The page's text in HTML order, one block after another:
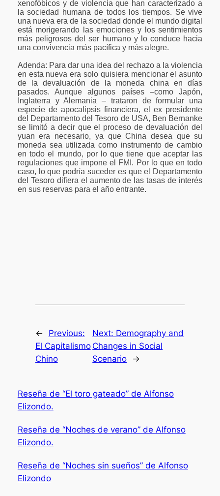
xenofóbicos y de violencia que han caracterizado a
la sociedad humana de todos los tiempos. Se vive
una nueva era de la sociedad donde el mundo digital
está morigerando las emociones y los sentimientos
más peligrosos del ser humano y lo conduce hacia
una convivencia más pacífica y más alegre.
Adenda: Para dar una idea del rechazo a la violencia
en esta nueva era solo quisiera mencionar el asunto
de la devaluación de la moneda china en días
pasados. Aunque algunos países –como Japón,
Inglaterra y Alemania – trataron de formular una
especie de apocalipsis financiera, el ex presidente
del Departamento del Tesoro de USA, Ben Bernanke
se limitó a decir que el proceso de devaluación del
yuan era necesario, ya que China desea que su
moneda sea utilizada como instrumento de cambio
en todo el mundo, por lo que tiene que aceptar las
regulaciones que impone el FMI. Por lo que en todo
caso, lo que podría suceder es que el Departamento
del Tesoro difiera el aumento de las tasas de interés
en sus reservas para el año entrante.
←
Previous:
El Capitalismo
Chino
Next: Demography and
Changes in Social
Scenario
→
Reseña de “El toro gateado” de Alfonso
Elizondo.
Reseña de “Noches de verano” de Alfonso
Elizondo.
Reseña de “Noches sin sueños” de Alfonso
Elizondo